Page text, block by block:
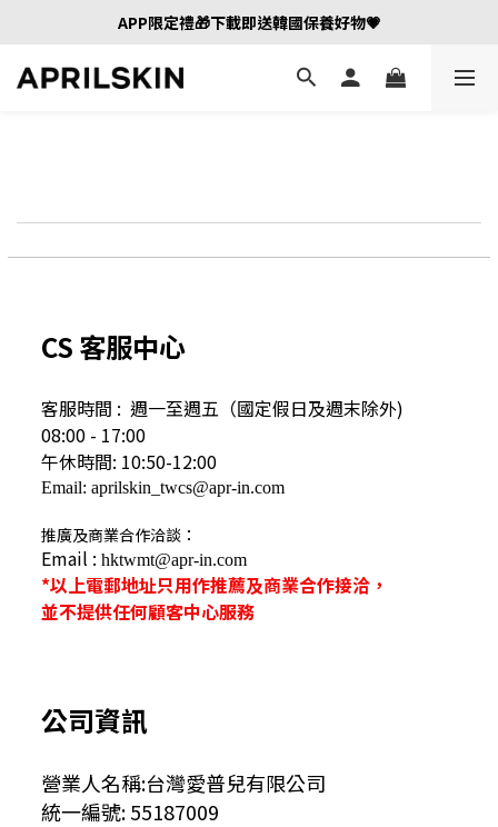
APP限定禮🎁下載即送韓國保養好物💗
CS 客服中心
客服時間 : 週一至週五（國定假日及週末除外)
08:00 - 17:00
午休時間: 10:50-12:00
Email: aprilskin_twcs@apr-in.com
推廣及商業合作洽談：
Email : hktwmt@apr-in.com
*以上電郵地址只用作推薦及商業合作接洽，
並不提供任何顧客中心服務
公司資訊
營業人名稱:台灣愛普兒有限公司
統一編號: 55187009